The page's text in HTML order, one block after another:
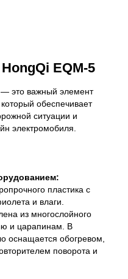
EQM-5
— это важный элемент
обеспечивает
ситуации и
электромобиля.
пластика с
и влаги.
из многослойного
и царапинам. В
оснащается обогревом,
поворота и